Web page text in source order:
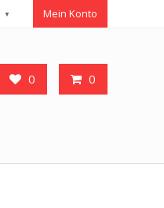
▼ Mein Konto
0 0